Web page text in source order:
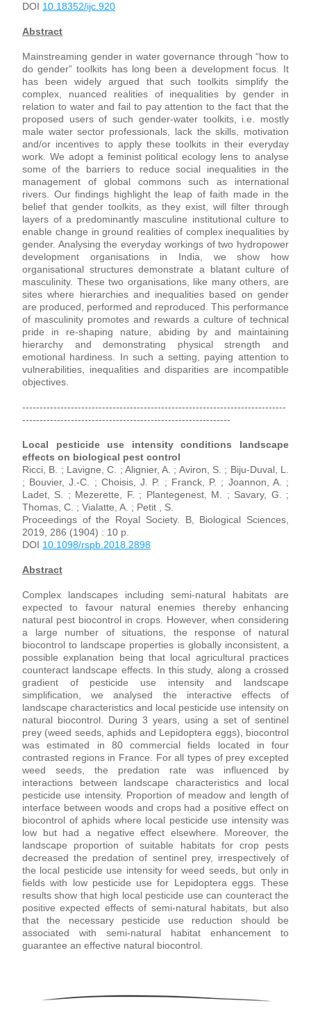
DOI 10.18352/ijc.920
Abstract
Mainstreaming gender in water governance through “how to
do gender” toolkits has long been a development focus. It
has been widely argued that such toolkits simplify the
complex, nuanced realities of inequalities by gender in
relation to water and fail to pay attention to the fact that the
proposed users of such gender-water toolkits, i.e. mostly
male water sector professionals, lack the skills, motivation
and/or incentives to apply these toolkits in their everyday
work. We adopt a feminist political ecology lens to analyse
some of the barriers to reduce social inequalities in the
management of global commons such as international
rivers. Our findings highlight the leap of faith made in the
belief that gender toolkits, as they exist, will filter through
layers of a predominantly masculine institutional culture to
enable change in ground realities of complex inequalities by
gender. Analysing the everyday workings of two hydropower
development organisations in India, we show how
organisational structures demonstrate a blatant culture of
masculinity. These two organisations, like many others, are
sites where hierarchies and inequalities based on gender
are produced, performed and reproduced. This performance
of masculinity promotes and rewards a culture of technical
pride in re-shaping nature, abiding by and maintaining
hierarchy and demonstrating physical strength and
emotional hardiness. In such a setting, paying attention to
vulnerabilities, inequalities and disparities are incompatible
objectives.
----------------------------------------------------------------------------
------------------------------------------------------------
Local pesticide use intensity conditions landscape
effects on biological pest control
Ricci, B. ; Lavigne, C. ; Alignier, A. ; Aviron, S. ; Biju-Duval, L.
; Bouvier, J.-C. ; Choisis, J. P. ; Franck, P. ; Joannon, A. ;
Ladet, S. ; Mezerette, F. ; Plantegenest, M. ; Savary, G. ;
Thomas, C. ; Vialatte, A. ; Petit , S.
Proceedings of the Royal Society. B, Biological Sciences,
2019, 286 (1904) : 10 p.
DOI 10.1098/rspb.2018.2898
Abstract
Complex landscapes including semi-natural habitats are
expected to favour natural enemies thereby enhancing
natural pest biocontrol in crops. However, when considering
a large number of situations, the response of natural
biocontrol to landscape properties is globally inconsistent, a
possible explanation being that local agricultural practices
counteract landscape effects. In this study, along a crossed
gradient of pesticide use intensity and landscape
simplification, we analysed the interactive effects of
landscape characteristics and local pesticide use intensity on
natural biocontrol. During 3 years, using a set of sentinel
prey (weed seeds, aphids and Lepidoptera eggs), biocontrol
was estimated in 80 commercial fields located in four
contrasted regions in France. For all types of prey excepted
weed seeds, the predation rate was influenced by
interactions between landscape characteristics and local
pesticide use intensity. Proportion of meadow and length of
interface between woods and crops had a positive effect on
biocontrol of aphids where local pesticide use intensity was
low but had a negative effect elsewhere. Moreover, the
landscape proportion of suitable habitats for crop pests
decreased the predation of sentinel prey, irrespectively of
the local pesticide use intensity for weed seeds, but only in
fields with low pesticide use for Lepidoptera eggs. These
results show that high local pesticide use can counteract the
positive expected effects of semi-natural habitats, but also
that the necessary pesticide use reduction should be
associated with semi-natural habitat enhancement to
guarantee an effective natural biocontrol.